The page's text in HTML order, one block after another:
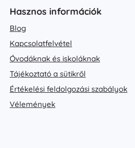
Hasznos információk
Blog
Kapcsolatfelvétel
Óvodáknak és iskoláknak
Tájékoztató a sütikről
Értékelési feldolgozási szabályok
Vélemények